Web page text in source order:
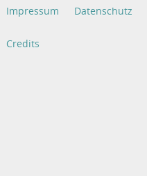
Impressum Datenschutz
Credits